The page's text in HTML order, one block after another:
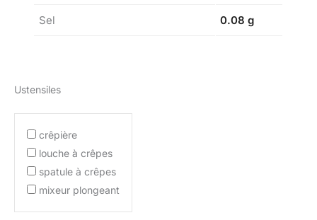
Sel 0.08 g
Ustensiles
crêpière
louche à crêpes
spatule à crêpes
mixeur plongeant